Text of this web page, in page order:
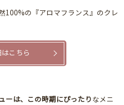
100%の『アロマフランス』のクレ
こちら
ーは、この時期にぴったりなメニ